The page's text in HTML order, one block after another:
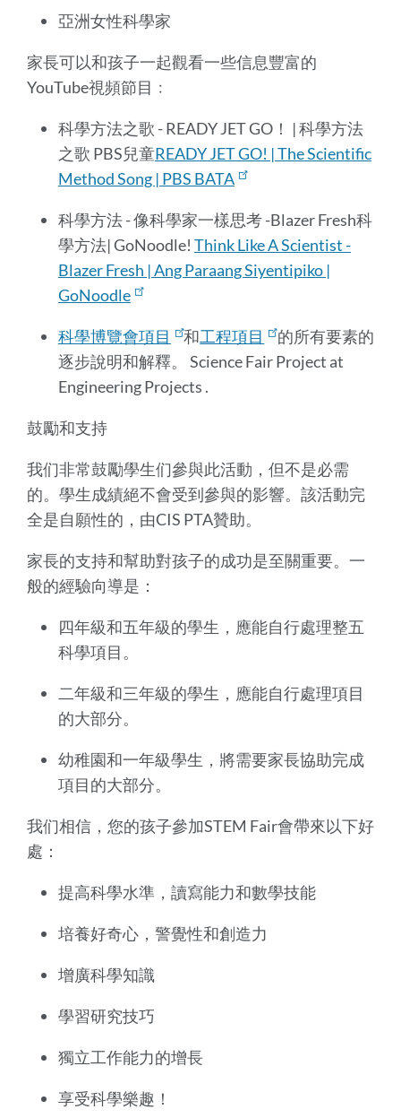
亞洲女性科學家
家長可以和孩子一起觀看一些信息豐富的
YouTube視頻節目﹕
科學方法之歌 - READY JET GO！ | 科學方法
之歌 PBS兒童READY JET GO! | The Scientific
Method Song | PBS BATA
科學方法 - 像科學家一樣思考 -Blazer Fresh科
學方法| GoNoodle! Think Like A Scientist -
Blazer Fresh | Ang Paraang Siyentipiko |
GoNoodle
科學博覽會項目 和工程項目
的所有要素的
逐步說明和解釋。 Science Fair Project at
Engineering Projects .
鼓勵和支持
我们非常鼓勵學生们參與此活動，但不是必需
的。學生成績絕不會受到參與的影響。該活動完
全是自願性的，由CIS PTA贊助。
家長的支持和幫助對孩子的成功是至關重要。一
般的經驗向導是：
四年級和五年級的學生，應能自行處理整五
科學項目。
二年級和三年級的學生，應能自行處理項目
的大部分。
幼稚園和一年級學生，將需要家長協助完成
項目的大部分。
我们相信，您的孩子參加STEM Fair會帶來以下好
處：
提高科學水準，讀寫能力和數學技能
培養好奇心，警覺性和創造力
增廣科學知識
學習研究技巧
獨立工作能力的增長
享受科學樂趣！